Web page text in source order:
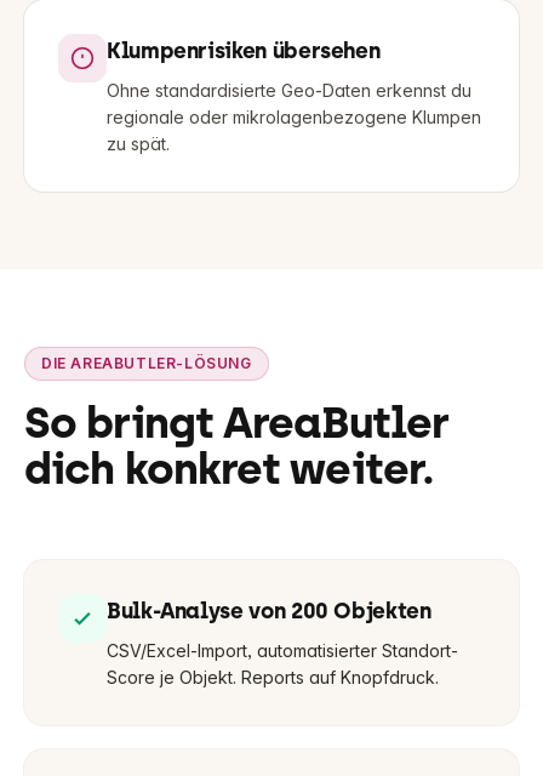
Klumpenrisiken übersehen
Ohne standardisierte Geo-Daten erkennst du
regionale oder mikrolagenbezogene Klumpen
zu spät.
DIE AREABUTLER-LÖSUNG
So bringt AreaButler
dich konkret weiter.
Bulk-Analyse von 200 Objekten
CSV/Excel-Import, automatisierter Standort-
Score je Objekt. Reports auf Knopfdruck.